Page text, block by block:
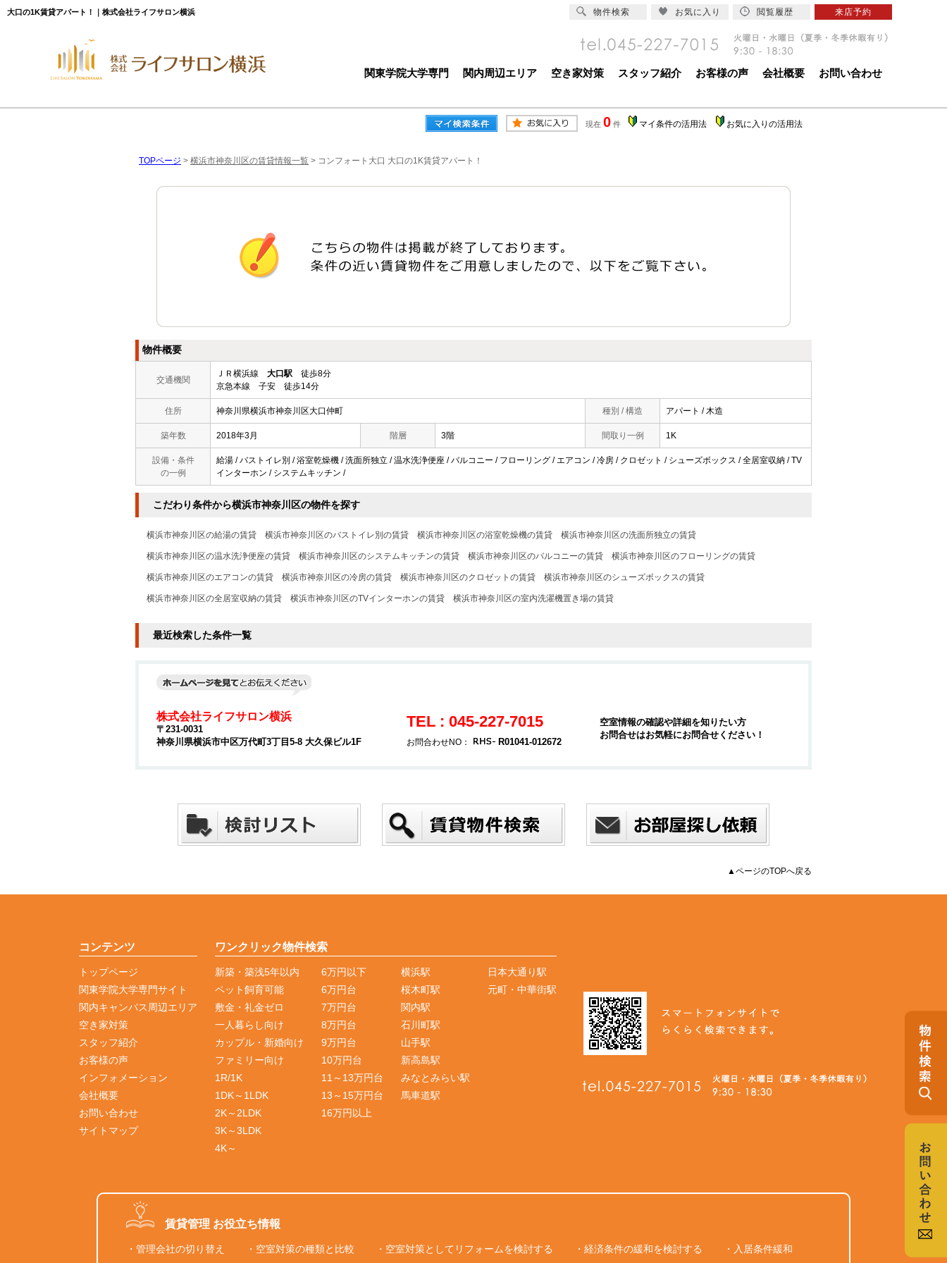
大口の1K賃貸アパート！｜株式会社ライフサロン横浜
関東学院大学専門 関内周辺エリア 空き家対策 スタッフ紹介 お客様の声 会社概要 お問い合わせ
現在 0 件 マイ条件の活用法 お気に入りの活用法
TOPページ > 横浜市神奈川区の賃貸情報一覧 > コンフォート大口 大口の1K賃貸アパート！
物件概要
交通機関
ＪＲ横浜線 大口駅 徒歩8分
京急本線 子安 徒歩14分
住所 神奈川県横浜市神奈川区大口仲町 種別 / 構造 アパート / 木造
築年数 2018年3月 階層 3階 間取り一例 1K
設備・条件
の一例
給湯 / バストイレ別 / 浴室乾燥機 / 洗面所独立 / 温水洗浄便座 / バルコニー / フローリング / エアコン / 冷房 / クロゼット / シューズボックス / 全居室収納 / TV
インターホン / システムキッチン /
こだわり条件から横浜市神奈川区の物件を探す
横浜市神奈川区の給湯の賃貸 横浜市神奈川区のバストイレ別の賃貸 横浜市神奈川区の浴室乾燥機の賃貸 横浜市神奈川区の洗面所独立の賃貸
横浜市神奈川区の温水洗浄便座の賃貸 横浜市神奈川区のシステムキッチンの賃貸 横浜市神奈川区のバルコニーの賃貸 横浜市神奈川区のフローリングの賃貸
横浜市神奈川区のエアコンの賃貸 横浜市神奈川区の冷房の賃貸 横浜市神奈川区のクロゼットの賃貸 横浜市神奈川区のシューズボックスの賃貸
横浜市神奈川区の全居室収納の賃貸 横浜市神奈川区のTVインターホンの賃貸 横浜市神奈川区の室内洗濯機置き場の賃貸
最近検索した条件一覧
株式会社ライフサロン横浜
〒231-0031
神奈川県横浜市中区万代町3丁目5-8 大久保ビル1F
TEL : 045-227-7015
お問合わせNO： R01041-012672
空室情報の確認や詳細を知りたい方
お問合せはお気軽にお問合せください！
▲ページのTOPへ戻る
コンテンツ
トップページ
関東学院大学専門サイト
関内キャンパス周辺エリア
空き家対策
スタッフ紹介
お客様の声
インフォメーション
会社概要
お問い合わせ
サイトマップ
ワンクリック物件検索
新築・築浅5年以内
ペット飼育可能
敷金・礼金ゼロ
一人暮らし向け
カップル・新婚向け
ファミリー向け
1R/1K
1DK～1LDK
2K～2LDK
3K～3LDK
4K～
6万円以下
6万円台
7万円台
8万円台
9万円台
10万円台
11～13万円台
13～15万円台
16万円以上
横浜駅
桜木町駅
関内駅
石川町駅
山手駅
新高島駅
みなとみらい駅
馬車道駅
日本大通り駅
元町・中華街駅
賃貸管理 お役立ち情報
・管理会社の切り替え ・空室対策の種類と比較 ・空室対策としてリフォームを検討する ・経済条件の緩和を検討する ・入居条件緩和
物件検索 お気に入り 閲覧履歴 来店予約